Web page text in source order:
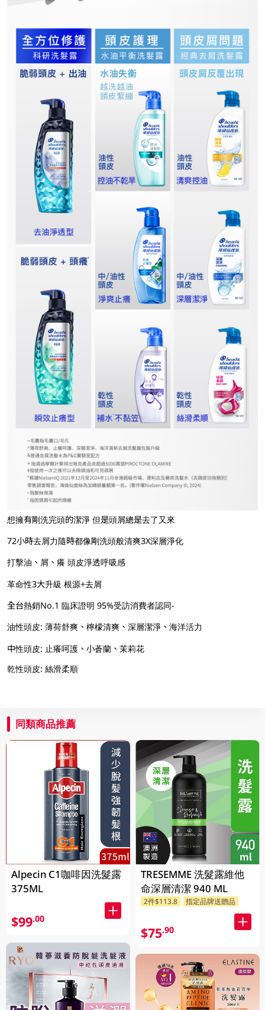
想擁有剛洗完頭的潔淨 但是頭屑總是去了又來
72小時去屑力隨時都像剛洗頭般清爽3X深層淨化
打擊油、屑、癢 頭皮淨透呼吸感
革命性3大升級 根源+去屑
全台熱銷No.1 臨床證明 95%受訪消費者認同-
油性頭皮: 薄荷舒爽、檸檬清爽、深層潔淨、海洋活力
中性頭皮: 止癢呵護、小蒼蘭、茉莉花
乾性頭皮: 絲滑柔順
同類商品推薦
Alpecin C1咖啡因洗髮露
375ML
$99.00
TRESEMME 洗髮露維他
命深層清潔 940 ML
2件$113.8 指定品牌送贈品
$75.90